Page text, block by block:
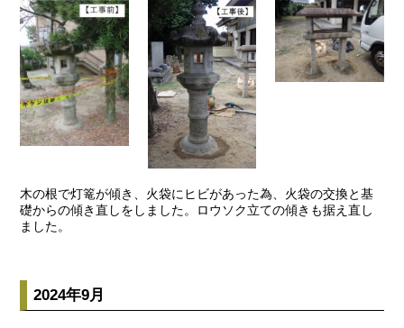
木の根で灯篭が傾き、火袋にヒビがあった為、火袋の交換と基
礎からの傾き直しをしました。ロウソク立ての傾きも据え直し
ました。
2024年9月